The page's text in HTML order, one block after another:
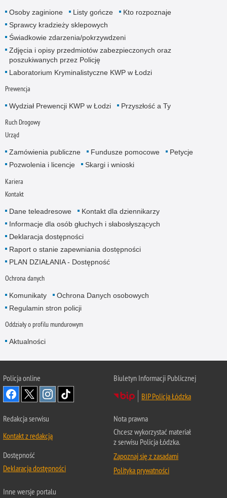
Osoby zaginione Listy gończe
Kto rozpoznaje
Sprawcy kradzieży sklepowych
Świadkowie zdarzenia/pokrzywdzeni
Zdjęcia i opisy przedmiotów zabezpieczonych oraz
poszukiwanych przez Policję
Laboratorium Kryminalistyczne KWP w Łodzi
Prewencja
Wydział Prewencji KWP w Łodzi Przyszłość a Ty
Ruch Drogowy
Urząd
Zamówienia publiczne Fundusze pomocowe
Petycje
Pozwolenia i licencje
Skargi i wnioski
Kariera
Kontakt
Dane teleadresowe
Kontakt dla dziennikarzy
Informacje dla osób głuchych i słabosłyszących
Deklaracja dostępności
Raport o stanie zapewniania dostępności
PLAN DZIAŁANIA - Dostępność
Ochrona danych
Komunikaty
Ochrona Danych osobowych
Regulamin stron policji
Oddziały o profilu mundurowym
Aktualności
Policja online
Biuletyn Informacji Publicznej
BIP Policja Łódzka
Redakcja serwisu
Kontakt z redakcją
Dostępność
Deklaracja dostępności
Nota prawna
Chcesz wykorzystać materiał
z serwisu Policja Łódzka.
Zapoznaj się z zasadami
Polityka prywatności
Inne wersje portalu